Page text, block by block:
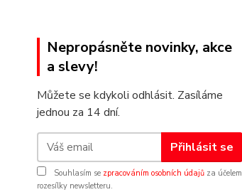
Nepropásněte novinky, akce
a slevy!
Můžete se kdykoli odhlásit. Zasíláme
jednou za 14 dní.
Přihlásit se
Souhlasím se zpracováním osobních údajů za účelem
rozesílky newsletteru.